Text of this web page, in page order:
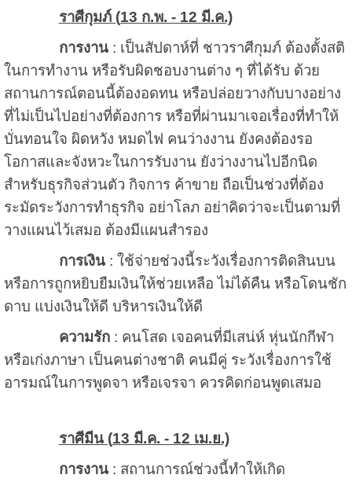
ราศีกุมภ์ (13 ก.พ. - 12 มี.ค.)
การงาน: เป็นสัปดาห์ที่ ชาวราศีกุมภ์ ต้องตั้งสติ
ในการทำงาน หรือรับผิดชอบงานต่าง ๆ ที่ได้รับ ด้วย
สถานการณ์ตอนนี้ต้องอดทน หรือปล่อยวางกับบางอย่าง
ที่ไม่เป็นไปอย่างที่ต้องการ หรือที่ผ่านมาเจอเรื่องที่ทำให้
บั่นทอนใจ ผิดหวัง หมดไฟ คนว่างงาน ยังคงต้องรอ
โอกาสและจังหวะในการรับงาน ยังว่างงานไปอีกนิด
สำหรับธุรกิจส่วนตัว กิจการ ค้าขาย ถือเป็นช่วงที่ต้อง
ระมัดระวังการทำธุรกิจ อย่าโลภ อย่าคิดว่าจะเป็นตามที่
วางแผนไว้เสมอ ต้องมีแผนสำรอง
การเงิน: ใช้จ่ายช่วงนี้ระวังเรื่องการติดสินบน
หรือการถูกหยิบยืมเงินให้ช่วยเหลือ ไม่ได้คืน หรือโดนชัก
ดาบ แบ่งเงินให้ดี บริหารเงินให้ดี
ความรัก: คนโสด เจอคนที่มีเสน่ห์ หุ่นนักกีฬา
หรือเก่งภาษา เป็นคนต่างชาติ คนมีคู่ ระวังเรื่องการใช้
อารมณ์ในการพูดจา หรือเจรจา ควรคิดก่อนพูดเสมอ
ราศีมีน (13 มี.ค. - 12 เม.ย.)
การงาน: สถานการณ์ช่วงนี้ทำให้เกิด